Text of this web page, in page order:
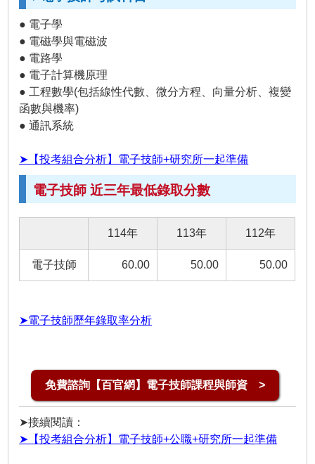
● 電子學
● 電磁學與電磁波
● 電路學
● 電子計算機原理
● 工程數學(包括線性代數、微分方程、向量分析、複變
函數與機率)
● 通訊系統
➤【投考組合分析】電子技師+研究所一起準備
電子技師 近三年最低錄取分數
114年 113年 112年
電子技師 60.00 50.00 50.00
➤電子技師歷年錄取率分析
免費諮詢【百官網】電子技師課程與師資 >
➤接續閱讀：
➤【投考組合分析】電子技師+公職+研究所一起準備